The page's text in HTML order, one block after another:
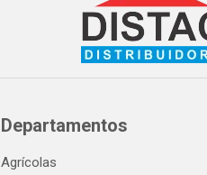
Departamentos
Agrícolas